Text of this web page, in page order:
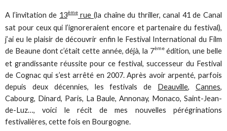
A l’invitation de 13èmerue (la chaîne du thriller, canal 41 de Canal
sat pour ceux qui l’ignoreraient encore et partenaire du festival),
j’ai eu le plaisir de découvrir enfin le Festival International du Film
de Beaune dont c’était cette année, déjà, la 7èmeédition, une belle
et grandissante réussite pour ce festival, successeur du Festival
de Cognac qui s’est arrêté en 2007. Après avoir arpenté, parfois
depuis deux décennies, les festivals de Deauville, Cannes,
Cabourg, Dinard, Paris, La Baule, Annonay, Monaco, Saint-Jean-
de-Luz…, voici le récit de mes nouvelles pérégrinations
festivalières, cette fois en Bourgogne.